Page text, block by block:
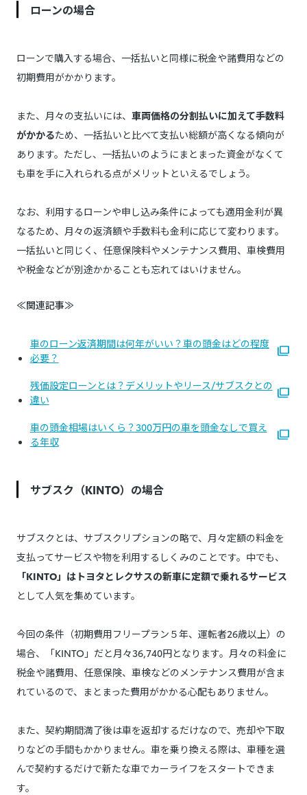
ローンの場合
ローンで購入する場合、一括払いと同様に税金や諸費用などの
初期費用がかかります。
また、月々の支払いには、 車両価格の分割払いに加えて手数料
がかかるため、一括払いと比べて支払い総額が高くなる傾向が
あります。ただし、一括払いのようにまとまった資金がなくて
も車を手に入れられる点がメリットといえるでしょう。
なお、利用するローンや申し込み条件によっても適用金利が異
なるため、月々の返済額や手数料も金利に応じて変わります。
一括払いと同じく、任意保険料やメンテナンス費用、車検費用
や税金などが別途かかることも忘れてはいけません。
≪関連記事≫
車のローン返済期間は何年がいい？車の頭金はどの程度
必要？
残価設定ローンとは？デメリットやリース/サブスクとの
違い
車の頭金相場はいくら？300万円の車を頭金なしで買え
る年収
サブスク（KINTO）の場合
サブスクとは、サブスクリプションの略で、月々定額の料金を
支払ってサービスや物を利用するしくみのことです。中でも、
「KINTO」はトヨタとレクサスの新車に定額で乗れるサービス
として人気を集めています。
今回の条件（初期費用フリープラン５年、運転者26歳以上）の
場合、「KINTO」だと月々36,740円となります。月々の料金に
税金や諸費用、任意保険、車検などのメンテナンス費用が含ま
れているので、まとまった費用がかかる心配もありません。
また、契約期間満了後は車を返却するだけなので、売却や下取
りなどの手間もかかりません。車を乗り換える際は、車種を選
んで契約するだけで新たな車でカーライフをスタートできま
す。